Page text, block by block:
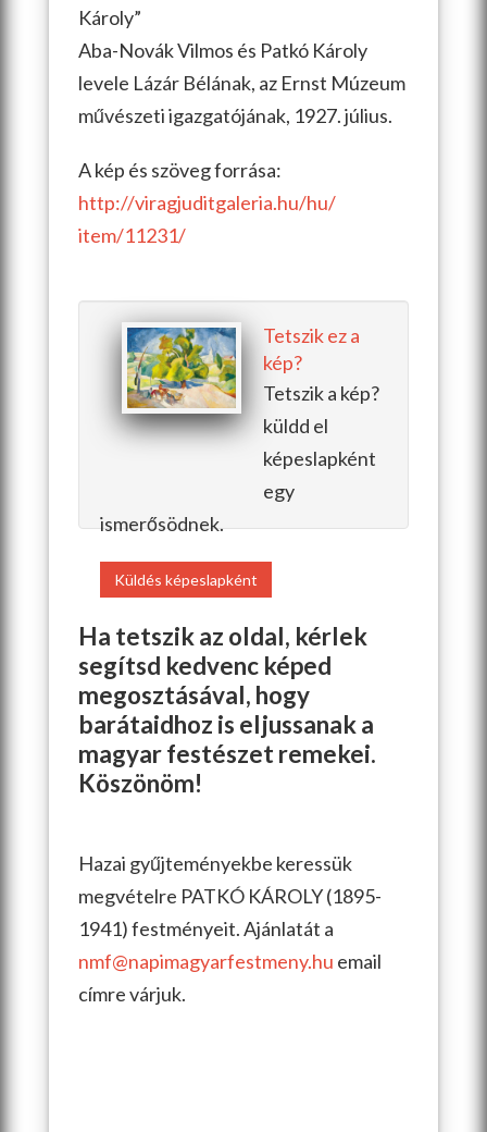
Károly”
Aba-Novák Vilmos és Patkó Károly
levele Lázár Bélának, az Ernst Múzeum
művészeti igazgatójának, 1927. július.
A kép és szöveg forrása:
http://viragjuditgaleria.hu/hu/
item/11231/
Tetszik ez a
kép?
Tetszik a kép?
küldd el
képeslapként
egy
ismerősödnek.
Küldés képeslapként
Ha tetszik az oldal, kérlek
segítsd kedvenc képed
megosztásával, hogy
barátaidhoz is eljussanak a
magyar festészet remekei.
Köszönöm!
Hazai gyűjteményekbe keressük
megvételre PATKÓ KÁROLY (1895-
1941) festményeit. Ajánlatát a
nmf@napimagyarfestmeny.hu email
címre várjuk.